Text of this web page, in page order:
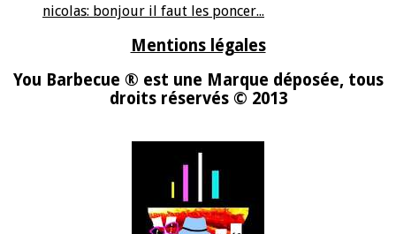
nicolas: bonjour il faut les poncer...
Mentions légales
You Barbecue ® est une Marque déposée, tous
droits réservés © 2013